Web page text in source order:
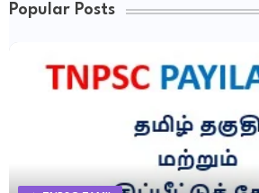
Popular Posts